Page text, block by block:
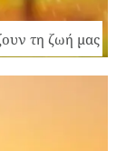
τη ζωή μας